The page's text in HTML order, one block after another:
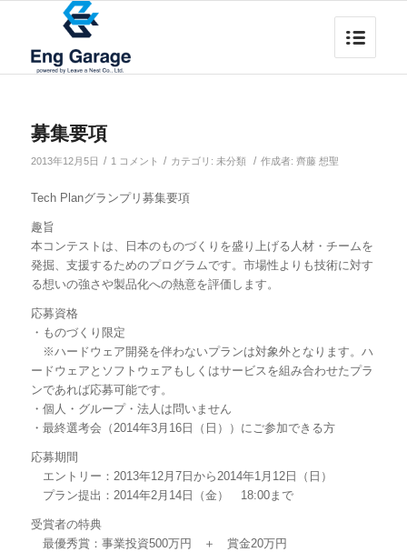
募集要項
2013年12月5日 / 1 コメント / カテゴリ: 未分類 / 作成者: 齊藤 想聖
Tech Planグランプリ募集要項
趣旨
本コンテストは、日本のものづくりを盛り上げる人材・チームを
発掘、支援するためのプログラムです。市場性よりも技術に対す
る想いの強さや製品化への熱意を評価します。
応募資格
・ものづくり限定
※ハードウェア開発を伴わないプランは対象外となります。ハ
ードウェアとソフトウェアもしくはサービスを組み合わせたプラ
ンであれば応募可能です。
・個人・グループ・法人は問いません
・最終選考会（2014年3月16日（日））にご参加できる方
応募期間
エントリー：2013年12月7日から2014年1月12日（日）
プラン提出：2014年2月14日（金） 18:00まで
受賞者の特典
最優秀賞：事業投資500万円 ＋ 賞金20万円